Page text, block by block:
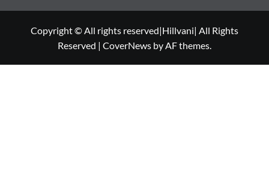
Copyright © All rights reserved|Hillvani| All Rights
Reserved | CoverNews by AF themes.